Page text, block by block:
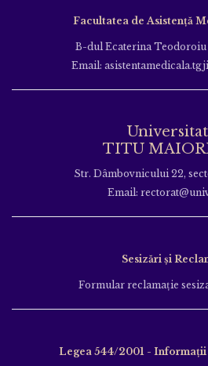
Facultatea de Asistență
B-dul Ecaterina Teodoroiu
Email:
TITU
Str. Dâmbovnicului 22,
Email:
Sesizări și
Formular reclamație
Legea 544/2001 - Informații